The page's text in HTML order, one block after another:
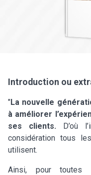
Introduction ou
"La nouvelle
à améliorer
ses clients. D’où
considération tous
utilisent.
Ainsi, pour toutes